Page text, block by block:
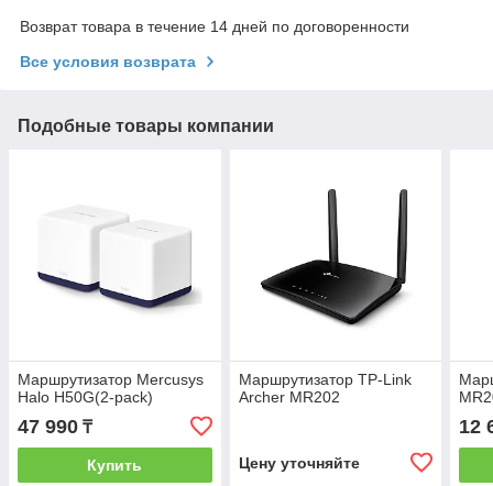
Возврат товара в течение 14 дней по договоренности
Все условия возврата
Подобные товары компании
Маршрутизатор Mercusys
Halo H50G(2-pack)
47 990 ₸
Купить
Маршрутизатор TP-Link
Archer MR202
Цену уточняйте
12